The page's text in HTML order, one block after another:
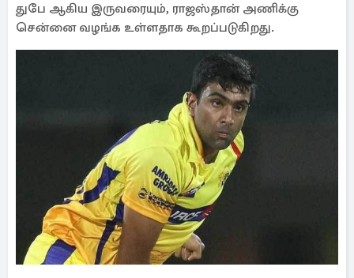
துபே ஆகிய இருவரையும், ராஜஸ்தான் அணிக்கு
சென்னை வழங்க உள்ளதாக கூறப்படுகிறது.